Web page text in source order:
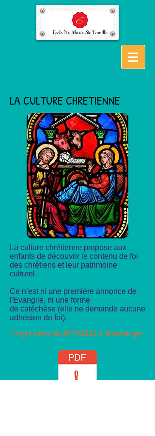
LA CULTURE CHRETIENNE
La culture chrétienne propose aux
enfants de découvrir le contenu de foi
des chrétiens et leur patrimoine
culturel.
Ce n’est ni une première annonce de
l'Evangile, ni une forme
de catéchèse (elle ne demande aucune
adhésion de foi).
Projet pastoral 2019/2022 à télécharger